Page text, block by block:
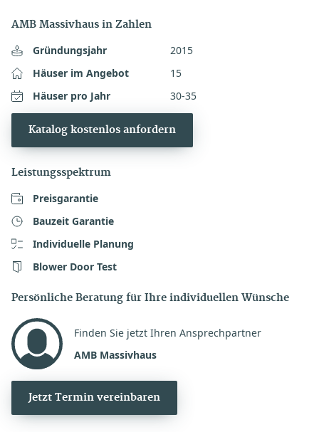
AMB Massivhaus in Zahlen
Gründungsjahr
2015
Häuser im Angebot
15
Häuser pro Jahr
30-35
Katalog kostenlos anfordern
Leistungsspektrum
Preisgarantie
Bauzeit Garantie
Individuelle Planung
Blower Door Test
Persönliche Beratung für Ihre individuellen Wünsche
Finden Sie jetzt Ihren Ansprechpartner
AMB Massivhaus
Jetzt Termin vereinbaren